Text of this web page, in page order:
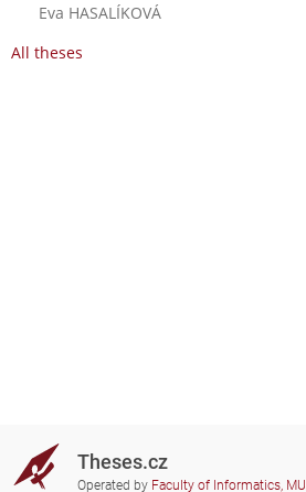
Eva HASALÍKOVÁ
All theses
Theses.cz
Operated by Faculty of Informatics, MU